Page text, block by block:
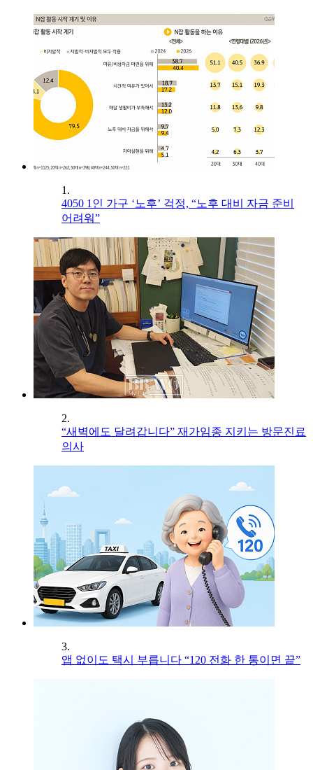
1.
4050 1인 가구 ‘노후’ 걱정, “노후 대비 자금 준비
어려워”
2.
“새벽에도 달려갑니다” 재가임종 지키는 방문진료
의사
3.
앱 없이도 택시 부릅니다 “120 전화 한 통이면 끝”